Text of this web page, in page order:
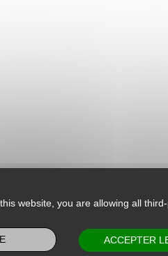
website, you are allowing all
ACCEPTER